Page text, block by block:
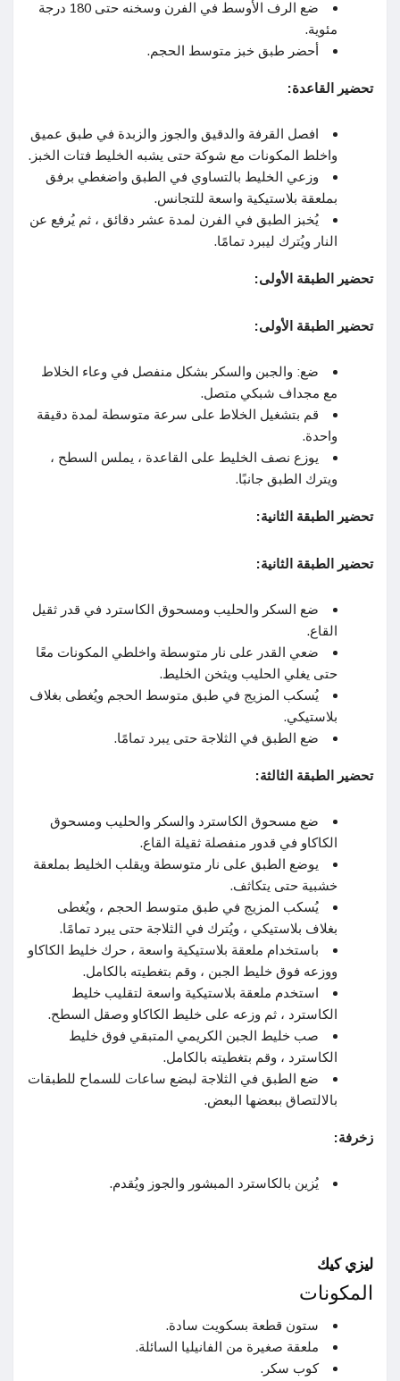
ضع الرف الأوسط في الفرن وسخنه حتى 180 درجة
مئوية.
أحضر طبق خبز متوسط ​​الحجم.
تحضير القاعدة:
افصل القرفة والدقيق والجوز والزبدة في طبق عميق
واخلط المكونات مع شوكة حتى يشبه الخليط فتات الخبز.
وزعي الخليط بالتساوي في الطبق واضغطي برفق
بملعقة بلاستيكية واسعة للتجانس.
يُخبز الطبق في الفرن لمدة عشر دقائق ، ثم يُرفع عن
النار ويُترك ليبرد تمامًا.
تحضير الطبقة الأولى:
تحضير الطبقة الأولى:
ضع: والجبن والسكر بشكل منفصل في وعاء الخلاط
مع مجداف شبكي متصل.
قم بتشغيل الخلاط على سرعة متوسطة لمدة دقيقة
واحدة.
يوزع نصف الخليط على القاعدة ، يملس السطح ،
ويترك الطبق جانبًا.
تحضير الطبقة الثانية:
تحضير الطبقة الثانية:
ضع السكر والحليب ومسحوق الكاسترد في قدر ثقيل
القاع.
ضعي القدر على نار متوسطة واخلطي المكونات معًا
حتى يغلي الحليب ويثخن الخليط.
يُسكب المزيج في طبق متوسط ​​الحجم ويُغطى بغلاف
بلاستيكي.
ضع الطبق في الثلاجة حتى يبرد تمامًا.
تحضير الطبقة الثالثة:
ضع مسحوق الكاسترد والسكر والحليب ومسحوق
الكاكاو في قدور منفصلة ثقيلة القاع.
يوضع الطبق على نار متوسطة ويقلب الخليط بملعقة
خشبية حتى يتكاثف.
يُسكب المزيج في طبق متوسط ​​الحجم ، ويُغطى
بغلاف بلاستيكي ، ويُترك في الثلاجة حتى يبرد تمامًا.
باستخدام ملعقة بلاستيكية واسعة ، حرك خليط الكاكاو
ووزعه فوق خليط الجبن ، وقم بتغطيته بالكامل.
استخدم ملعقة بلاستيكية واسعة لتقليب خليط
الكاسترد ، ثم وزعه على خليط الكاكاو وصقل السطح.
صب خليط الجبن الكريمي المتبقي فوق خليط
الكاسترد ، وقم بتغطيته بالكامل.
ضع الطبق في الثلاجة لبضع ساعات للسماح للطبقات
بالالتصاق ببعضها البعض.
زخرفة:
يُزين بالكاسترد المبشور والجوز ويُقدم.
ليزي كيك
المكونات
ستون قطعة بسكويت سادة.
ملعقة صغيرة من الفانيليا السائلة.
كوب سكر.